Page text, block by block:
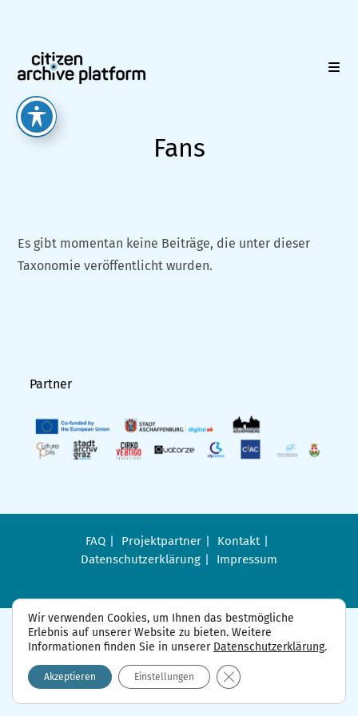
springen
Fans
Es gibt momentan keine Beiträge, die unter dieser
Taxonomie veröffentlicht wurden.
Partner
FAQ Projektpartner
Kontakt
Datenschutzerklärung
Impressum
Wir verwenden Cookies, um Ihnen das bestmögliche
Erlebnis auf unserer Website zu bieten. Weitere
Informationen finden Sie in unserer Datenschutzerklärung.
Akzeptieren Einstellungen GDPR Cookie-Banner